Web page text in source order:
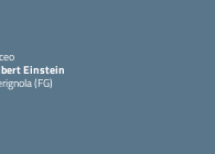
Einstein
(FG)
Visita la pagina iniziale della scuola